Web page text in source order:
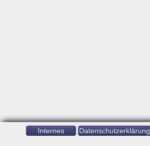
Internes Datenschutzerklärung